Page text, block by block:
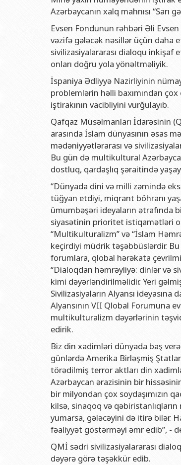
Rektorlarımız
BDU-nun məzunları
Fəxri doktorlarımız
BDU-da təhsil
BDU-da tədris olunan ixtisaslar
Universitet tarixinin ən mühüm
İnsan
İdman-
BDU-
Azərbaycanın xalq mahnısı “Sarı
Evsen Fondunun rəhbəri Əli Evsen
vəzifə gələcək nəsillər üçün daha
sivilizasiyalararası dialoqu inkişaf
onları doğru yola yönəltməliyik.
İspaniya Ədliyyə Nazirliyinin
problemlərin həlli baxımından
iştirakının vacibliyini vurğulayıb.
Qafqaz Müsəlmanları İdarəsinin
arasında İslam dünyasının əsas
mədəniyyətlərarası və
Bu gün də multikultural
dostluq, qardaşlıq şəraitində
“Dünyada dini və milli zəmində
tüğyan etdiyi, miqrant böhranı
ümumbəşəri ideyaların ətrafında
siyasətinin prioritet istiqamətləri
“Multikulturalizm” və “İslam
keçirdiyi müdrik təşəbbüslərdir.
forumlara, qlobal hərəkata
“Dialoqdan həmrəyliyə: dinlər və
kimi dəyərləndirilməlidir. Yeri
Sivilizasiyaların Alyansı
Alyansının VII Qlobal Forumuna
multikulturalizm dəyərlərinin
edirik.
Biz din xadimləri dünyada baş
günlərdə Amerika Birləşmiş
törədilmiş terror aktları din
Azərbaycan ərazisinin bir
bir milyondan çox soydaşımızın
kilsə, sinaqoq və
yumarsa, gələcəyini də itirə bilər.
fəaliyyət göstərməyi əmr edib”, -
QMİ sədri sivilizasiyalararası
dəyərə görə təşəkkür edib.